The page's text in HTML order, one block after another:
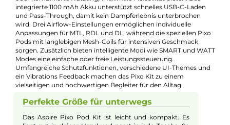
Jannik Ittenbach
Produkt-Manager & Experte
Bei Fragen zu diesem Artikel kontaktieren Sie unseren
Experten schnell und einfach per E-Mail: